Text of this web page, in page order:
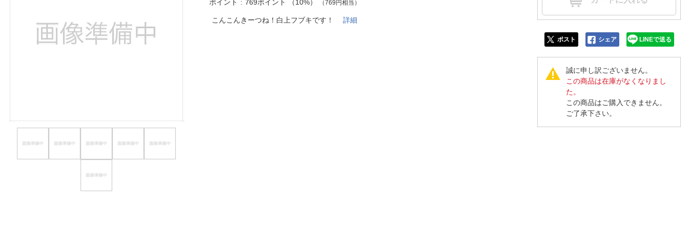
閲覧履歴
お客様サポート
ポイント
769ポイント （10%） （769円相当）
こんこんきーつね！白上フブキです！詳細
ポスト シェア LINEで送る
誠に申し訳ございません。
この商品は在庫がなくなりまし
た。
この商品はご購入できません。
ご了承下さい。